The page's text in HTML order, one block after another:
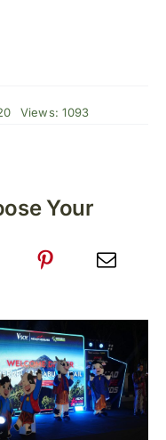
Views: 1093
Your